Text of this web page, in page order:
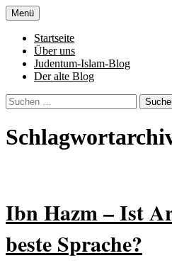
Zum
Inhalt
springen
Al-Adala.de
von allem
Menü
Startseite
Über uns
Judentum-Islam-Blog
Der alte Blog
Suchen
nach:
Ibn Hazm – Ist
beste Sprache?